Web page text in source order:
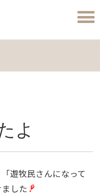
よ
遊牧民さんになって
した